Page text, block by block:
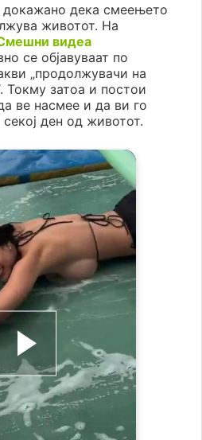
докажано дека смеењето
животот. На
видеа
се објавуваат по
„продолжувачи на
Токму затоа и постои
ве насмее и да ви го
секој ден од животот.